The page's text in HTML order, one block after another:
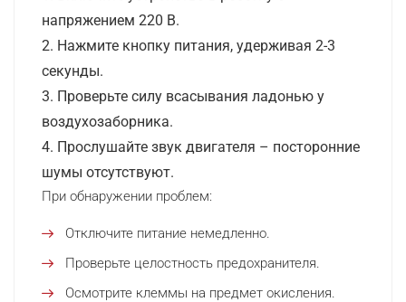
напряжением 220 В.
Нажмите кнопку питания, удерживая 2-3
секунды.
Проверьте силу всасывания ладонью у
воздухозаборника.
Прослушайте звук двигателя – посторонние
шумы отсутствуют.
При обнаружении проблем:
Отключите питание немедленно.
Проверьте целостность предохранителя.
Осмотрите клеммы на предмет окисления.